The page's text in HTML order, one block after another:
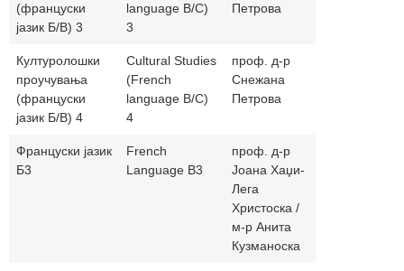
(француски
јазик Б/В) 3
language B/C)
3
Петрова
Културолошки
проучувања
(француски
јазик Б/В) 4
Cultural Studies
(French
language B/C)
4
проф. д-р
Снежана
Петрова
Француски јазик
Б3
French
Language B3
проф. д-р
Јоана Хаџи-
Лега
Христоска /
м-р Анита
Кузманоска